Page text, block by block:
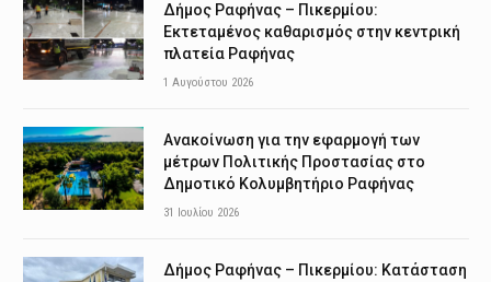
Δήμος Ραφήνας – Πικερμίου:
Εκτεταμένος καθαρισμός στην κεντρική
πλατεία Ραφήνας
1 Αυγούστου 2026
Ανακοίνωση για την εφαρμογή των
μέτρων Πολιτικής Προστασίας στο
Δημοτικό Κολυμβητήριο Ραφήνας
31 Ιουλίου 2026
Δήμος Ραφήνας – Πικερμίου: Κατάσταση